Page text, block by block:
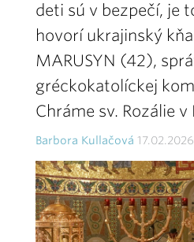
deti sú v bezpečí, je
hovorí ukrajinský
MARUSYN (42),
gréckokatolíckej
Chráme sv. Rozálie v
Barbora Kullačová 17.02.2026